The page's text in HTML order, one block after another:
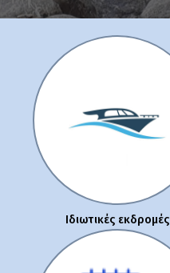
Ιδιωτικές εκδρομές